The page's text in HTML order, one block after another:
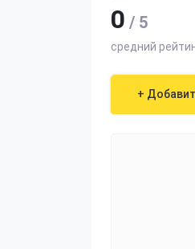
0 / 5
средний
+